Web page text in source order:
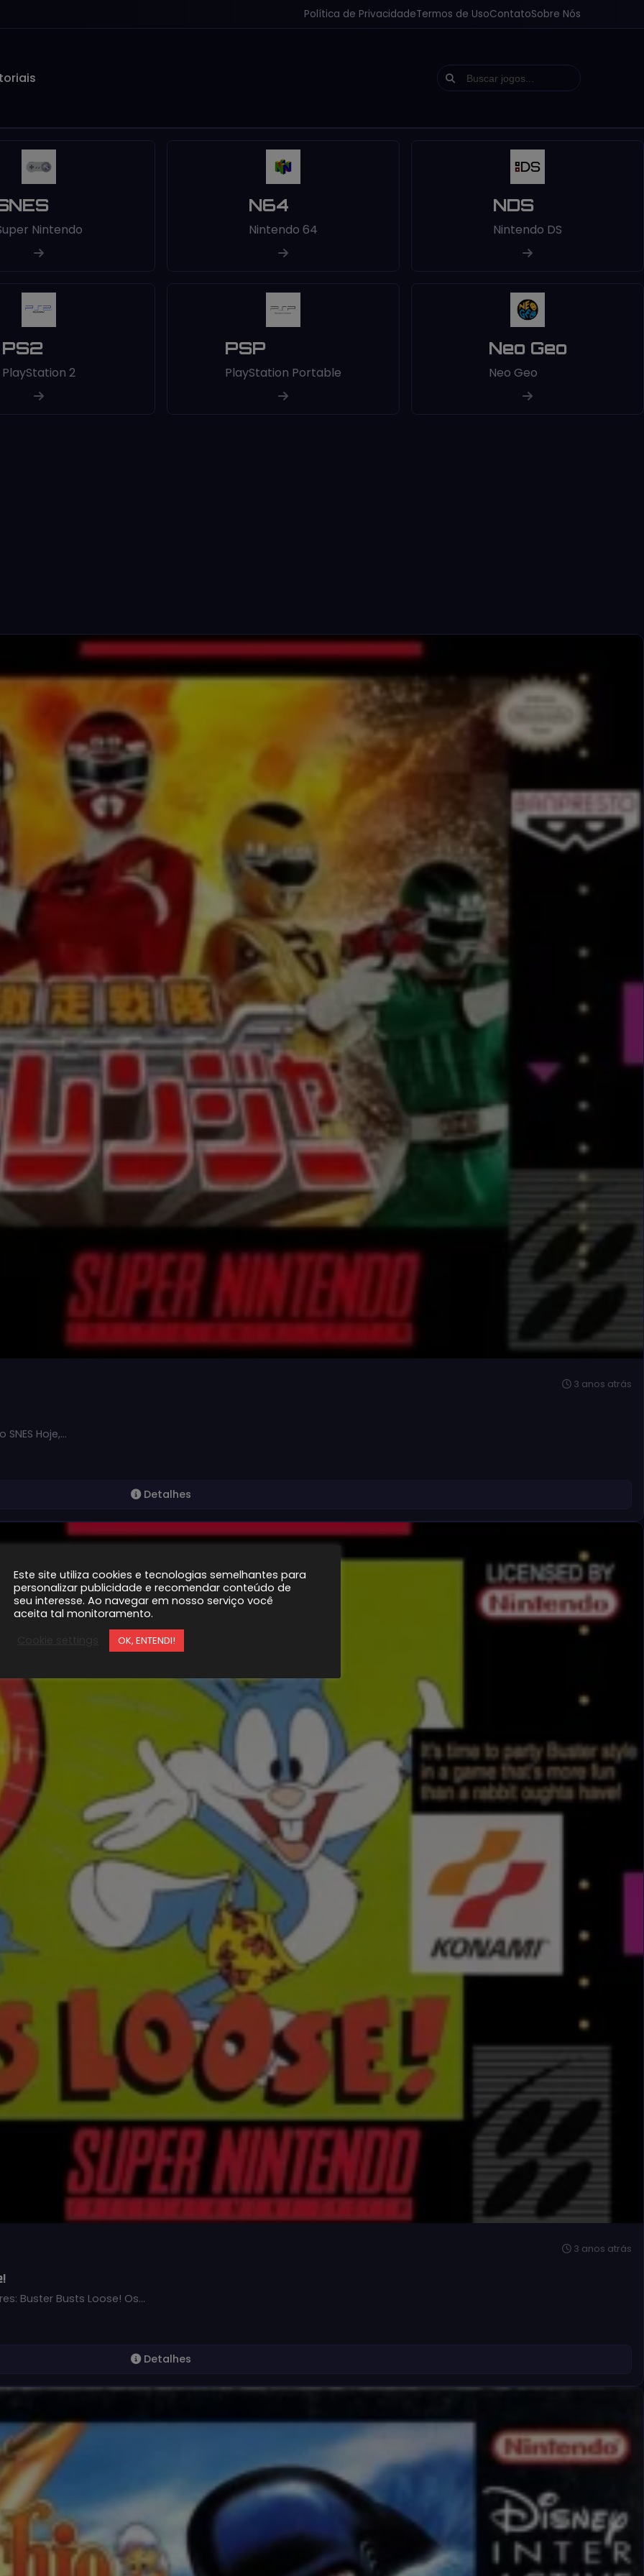
Política de PrivacidadeTermos de UsoContatoSobre Nós
Nintendo
N64
Nintendo 64
NDS
Nintendo DS
PS2
PlayStation 2
PSP
PlayStation Portable
Neo Geo
Neo Geo
3 anos atrás
Hoje,…
Detalhes
3 anos atrás
Buster Busts Loose! Os…
Detalhes
Este site utiliza cookies e tecnologias semelhantes para
personalizar publicidade e recomendar conteúdo de
seu interesse. Ao navegar em nosso serviço você
aceita tal monitoramento.
OK, ENTENDI!